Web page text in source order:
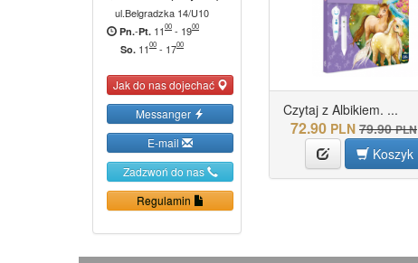
ul.Belgradzka 14/U10
Pn.-Pt. 1100 - 1900
So. 1100 - 1700
Jak do nas dojechać
Messanger
E-mail
Zadzwoń do nas
Regulamin
Czytaj z Albikiem. ...
72.90 PLN 79.90 PLN
Koszyk